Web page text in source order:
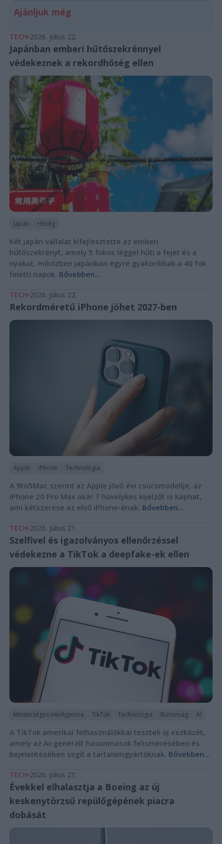
Ajánljuk még
TECH 2026. július 22.
Japánban emberi hűtőszekrénnyel
védekeznek a rekordhőség ellen
Japán Hőség
Két japán vállalat kifejlesztette az emberi
hűtőszekrényt, amely 5 fokos léggel hűti a fejet és a
nyakat, miközben Japánban egyre gyakoribbak a 40 fok
feletti napok. Bővebben...
TECH 2026. július 22.
Rekordméretű iPhone jöhet 2027-ben
Apple iPhone Technológia
A 9to5Mac szerint az Apple jövő évi csúcsmodellje, az
iPhone 20 Pro Max akár 7 hüvelykes kijelzőt is kaphat,
ami kétszerese az első iPhone-énak. Bővebben...
TECH 2026. július 21.
Szelfivel és igazolványos ellenőrzéssel
védekezne a TikTok a deepfake-ek ellen
Mesterséges intelligencia TikTok Technológia Biztonság AI
A TikTok amerikai felhasználókkal teszteli új eszközét,
amely az AI-generált hasonmások felismerésében és
bejelentésében segít a tartalomgyártóknak. Bővebben...
TECH 2026. július 21.
Évekkel elhalasztja a Boeing az új
keskenytörzsű repülőgépének piacra
dobását